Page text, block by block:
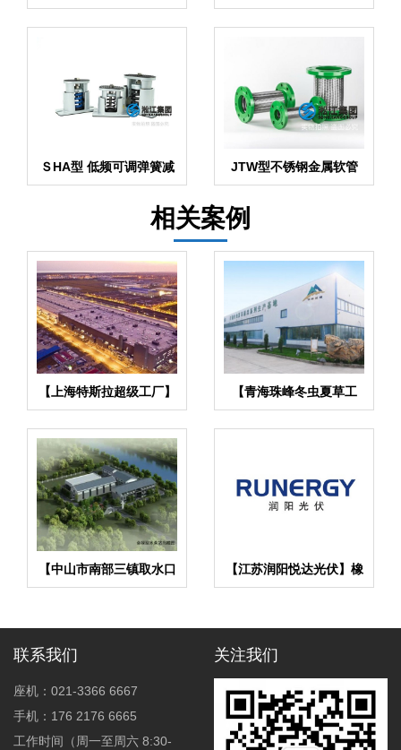
避震接头」
ＳHA型 低频可调弹簧减
振器
JTW型不锈钢金属软管
相关案例
【上海特斯拉超级工厂】
金属软管合同
【青海珠峰冬虫夏草工
厂】金属软管合同
【中山市南部三镇取水口
上移工程】橡胶接头合同
【江苏润阳悦达光伏】橡
胶接头合同
联系我们
座机：021-3366 6667
手机：176 2176 6665
工作时间（周一至周六 8:30-
关注我们